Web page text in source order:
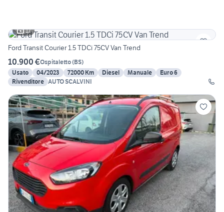
17
Ford Transit Courier 1.5 TDCi 75CV Van Trend
10.900 €Ospitaletto(BS)
Usato
04/2023 72000 Km Diesel Manuale
Euro 6
Rivenditore AUTO SCALVINI